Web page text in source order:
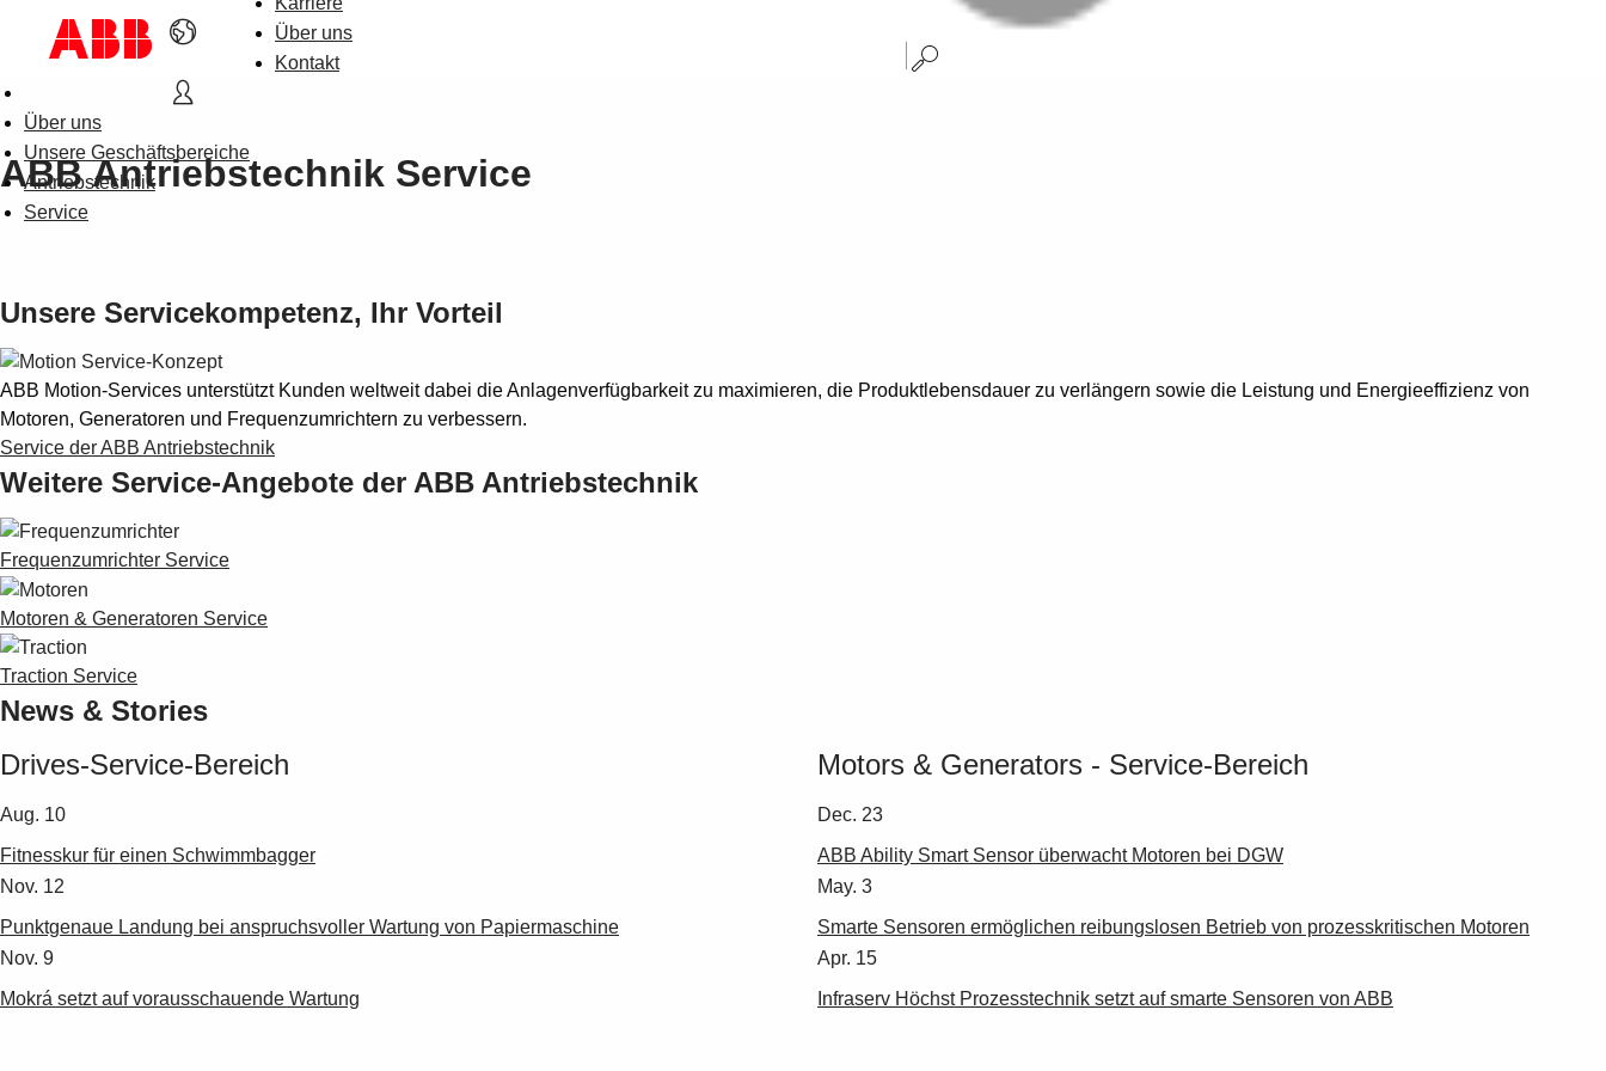
Über uns
Kontakt
Über uns
Unsere Geschäftsbereiche
Antriebstechnik
Service
ABB Antriebstechnik Service
Unsere Servicekompetenz, Ihr Vorteil
ABB Motion-Services unterstützt Kunden weltweit dabei die Anlagenverfügbarkeit zu maximieren, die Produktlebensdauer zu verlängern sowie die Leistung und Energieeffizienz von
Motoren, Generatoren und Frequenzumrichtern zu verbessern.
Service der ABB Antriebstechnik
Weitere Service-Angebote der ABB Antriebstechnik
Frequenzumrichter Service
Motoren & Generatoren Service
Traction Service
News & Stories
Drives-Service-Bereich
Aug. 10
Fitnesskur für einen Schwimmbagger
Nov. 12
Punktgenaue Landung bei anspruchsvoller Wartung von Papiermaschine
Nov. 9
Mokrá setzt auf vorausschauende Wartung
Motors & Generators - Service-Bereich
Dec. 23
ABB Ability Smart Sensor überwacht Motoren bei DGW
May. 3
Smarte Sensoren ermöglichen reibungslosen Betrieb von prozesskritischen Motoren
Apr. 15
Infraserv Höchst Prozesstechnik setzt auf smarte Sensoren von ABB